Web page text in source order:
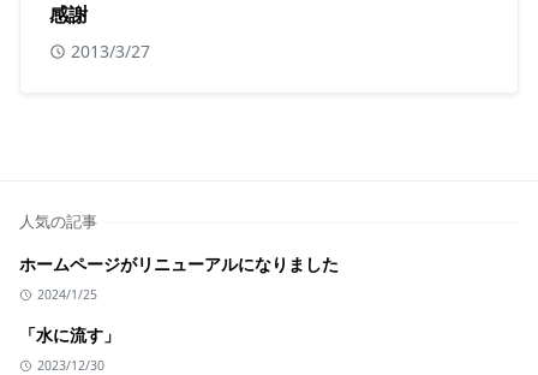
感謝
2013/3/27
人気の記事
ホームページがリニューアルになりました
2024/1/25
「水に流す」
2023/12/30